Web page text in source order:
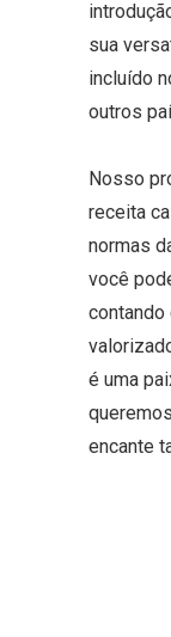
sua
incluído
outros
Nosso
receita
normas
você
contando
é uma
encante